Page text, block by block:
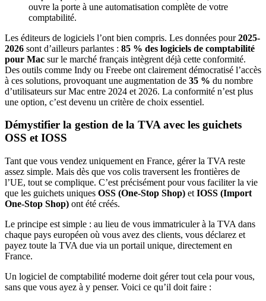
ouvre la porte à une automatisation complète de votre
comptabilité.
Les éditeurs de logiciels l’ont bien compris. Les données pour2025-
2026 sont d’ailleurs parlantes : 85 % des logiciels de comptabilité
pour Mac sur le marché français intègrent déjà cette conformité.
Des outils comme Indy ou Freebe ont clairement démocratisé l’accès
à ces solutions, provoquant une augmentation de 35 % du nombre
d’utilisateurs sur Mac entre 2024 et 2026. La conformité n’est plus
une option, c’est devenu un critère de choix essentiel.
Démystifier la gestion de la TVA avec les guichets
OSS et IOSS
Tant que vous vendez uniquement en France, gérer la TVA reste
assez simple. Mais dès que vos colis traversent les frontières de
l’UE, tout se complique. C’est précisément pour vous faciliter la vie
que les guichets uniques OSS (One-Stop Shop) et IOSS (Import
One-Stop Shop) ont été créés.
Le principe est simple : au lieu de vous immatriculer à la TVA dans
chaque pays européen où vous avez des clients, vous déclarez et
payez toute la TVA due via un portail unique, directement en
France.
Un logiciel de comptabilité moderne doit gérer tout cela pour vous,
sans que vous ayez à y penser. Voici ce qu’il doit faire :